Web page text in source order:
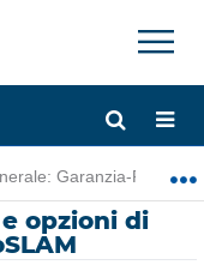
×
Garanzia-
opzioni di